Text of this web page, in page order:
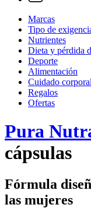
Marcas
Tipo de
Nutrientes
Dieta y pérdida
Deporte
Alimentación
Cuidado corporal
Regalos
Ofertas
Pura
cápsulas
Fórmula
las mujeres